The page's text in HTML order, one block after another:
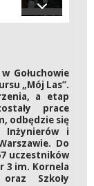
Gołuchowie
„Mój Las”.
a etap
prace
odbędzie się
Inżynierów i
Do
uczestników
3 im. Kornela
Szkoły